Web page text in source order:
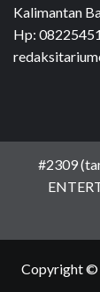
Kalimantan
Hp:
#2309
Copyright ©